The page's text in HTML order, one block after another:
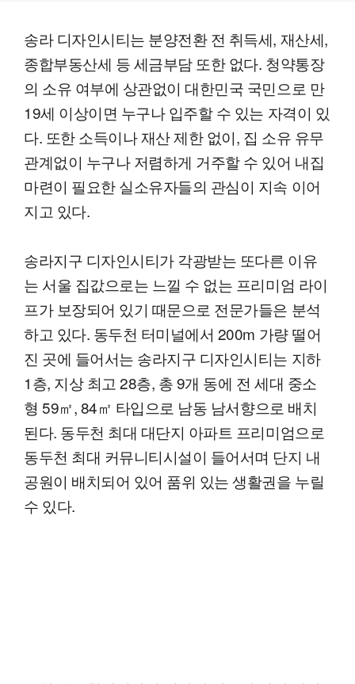
송라 디자인시티는 분양전환 전 취득세, 재산세,
종합부동산세 등 세금부담 또한 없다. 청약통장
의 소유 여부에 상관없이 대한민국 국민으로 만
19세 이상이면 누구나 입주할 수 있는 자격이 있
다. 또한 소득이나 재산 제한 없이, 집 소유 유무
관계없이 누구나 저렴하게 거주할 수 있어 내집
마련이 필요한 실소유자들의 관심이 지속 이어
지고 있다.
송라지구 디자인시티가 각광받는 또다른 이유
는 서울 집값으로는 느낄 수 없는 프리미엄 라이
프가 보장되어 있기 때문으로 전문가들은 분석
하고 있다. 동두천 터미널에서 200m 가량 떨어
진 곳에 들어서는 송라지구 디자인시티는 지하
1층, 지상 최고 28층, 총 9개 동에 전 세대 중소
형 59㎡, 84㎡ 타입으로 남동 남서향으로 배치
된다. 동두천 최대 대단지 아파트 프리미엄으로
동두천 최대 커뮤니티시설이 들어서며 단지 내
공원이 배치되어 있어 품위 있는 생활권을 누릴
수 있다.